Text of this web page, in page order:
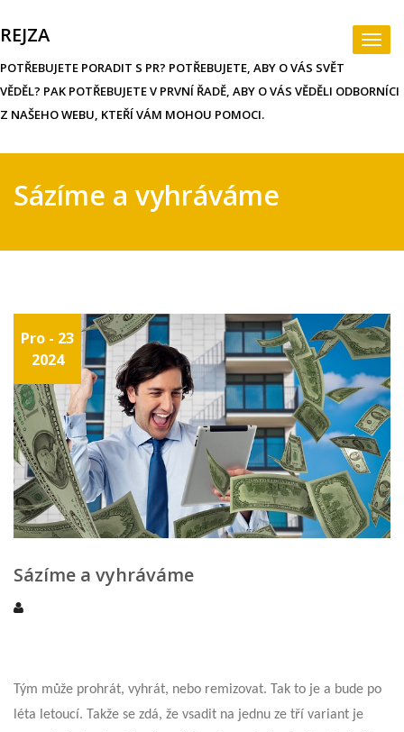
to
content
REJZA
POTŘEBUJETE PORADIT S PR? POTŘEBUJETE, ABY O VÁS SVĚT
VĚDĚL? PAK POTŘEBUJETE V PRVNÍ ŘADĚ, ABY O VÁS VĚDĚLI ODBORNÍCI
Z NAŠEHO WEBU, KTEŘÍ VÁM MOHOU POMOCI.
Sázíme a vyhráváme
Pro - 23
2024
Sázíme a vyhráváme
Tým může prohrát, vyhrát, nebo remizovat. Tak to je a bude po
léta letoucí. Takže se zdá, že vsadit na jednu ze tří variant je